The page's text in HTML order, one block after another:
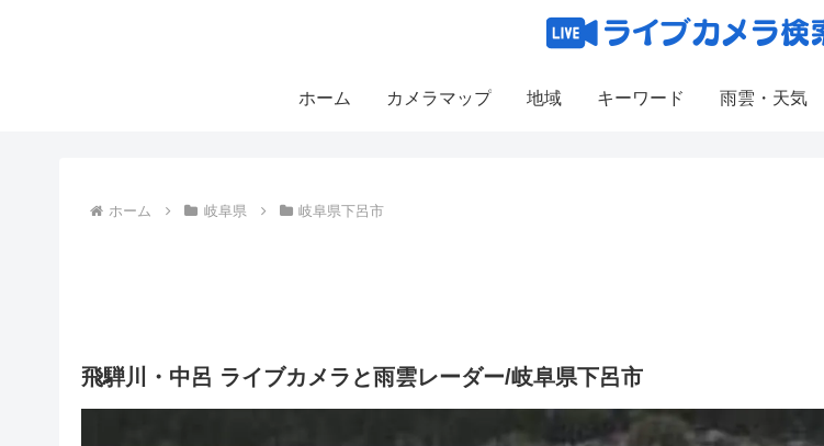
ホーム カメラマップ 地域 キーワード 雨雲・天気
ホーム 岐阜県 岐阜県下呂市
飛騨川・中呂 ライブカメラと雨雲レーダー/岐阜県下呂市